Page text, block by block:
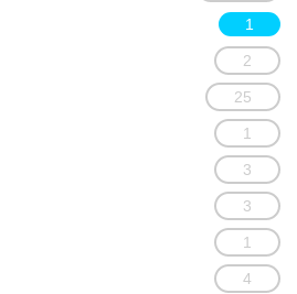
1
2
25
1
3
3
1
4